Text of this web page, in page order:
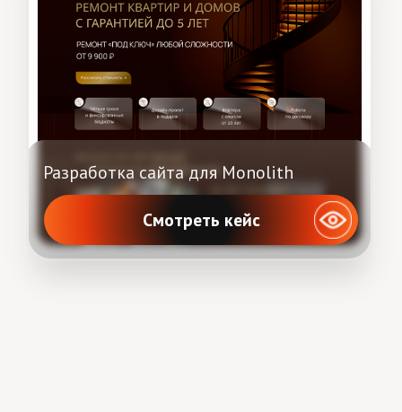
Смотреть кейс
Разработка сайта для риэлтора